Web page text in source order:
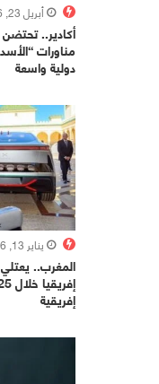
أبريل 23, 2026
أكادير.. تحتضن
دولية واسعة
يناير 13, 2026
المغرب..
إفريقية